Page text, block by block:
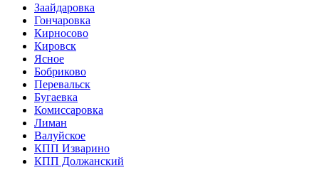
Заайдаровка
Гончаровка
Кирносово
Кировск
Ясное
Бобриково
Перевальск
Бугаевка
Комиссаровка
Лиман
Валуйское
КПП Изварино
КПП Должанский